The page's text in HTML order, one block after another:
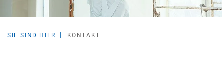
SIE SIND HIER KONTAKT